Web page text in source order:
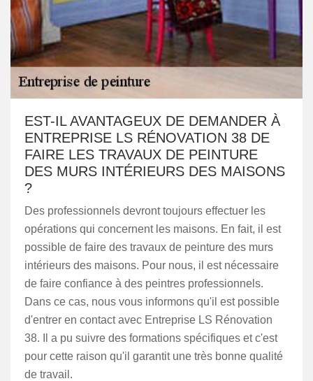
EST-IL AVANTAGEUX DE DEMANDER À
ENTREPRISE LS RÉNOVATION 38 DE
FAIRE LES TRAVAUX DE PEINTURE
DES MURS INTÉRIEURS DES MAISONS
?
Des professionnels devront toujours effectuer les
opérations qui concernent les maisons. En fait, il est
possible de faire des travaux de peinture des murs
intérieurs des maisons. Pour nous, il est nécessaire
de faire confiance à des peintres professionnels.
Dans ce cas, nous vous informons qu'il est possible
d'entrer en contact avec Entreprise LS Rénovation
38. Il a pu suivre des formations spécifiques et c'est
pour cette raison qu'il garantit une très bonne qualité
de travail.